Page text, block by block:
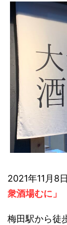
2021年11月8
衆酒場むに」
梅田駅から徒